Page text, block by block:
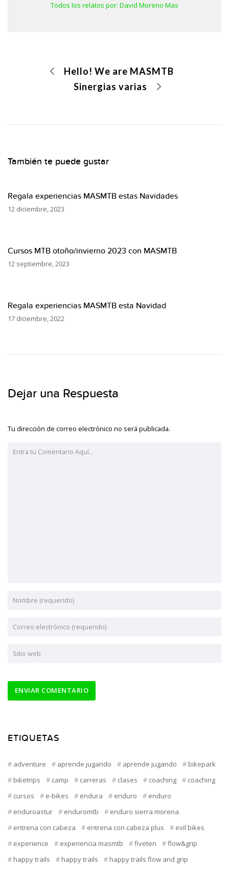
Todos los relatos por: David Moreno Mas
Hello! We are MASMTB
Sinergias varias
También te puede gustar
Regala experiencias MASMTB estas Navidades
12 diciembre, 2023
Cursos MTB otoño/invierno 2023 con MASMTB
12 septiembre, 2023
Regala experiencias MASMTB esta Navidad
17 diciembre, 2022
Dejar una Respuesta
Tu dirección de correo electrónico no será publicada.
ETIQUETAS
adventure aprende jugando aprende jugando
bikepark
biketrips
camp carreras clases coaching
coaching
cursos
e-bikes endura enduro
enduro
enduroastur
enduromtb
enduro sierra morena
entrena con cabeza
entrena con cabeza plus
evil bikes
experience
experiencia masmtb fiveten
flow&grip
happy trails
happy trails
happy trails flow and grip